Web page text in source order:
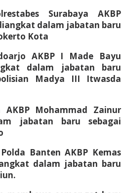
Surabaya AKBP
dalam jabatan baru
Kota
AKBP I Made Bayu
dalam jabatan baru
Madya III Itwasda
AKBP Mohammad Zainur
jabatan baru sebagai
Banten AKBP Kemas
dalam jabatan baru